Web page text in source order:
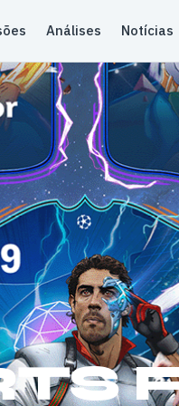
Análises Notícias